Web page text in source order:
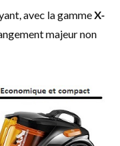
avec la gammeX-
majeur non